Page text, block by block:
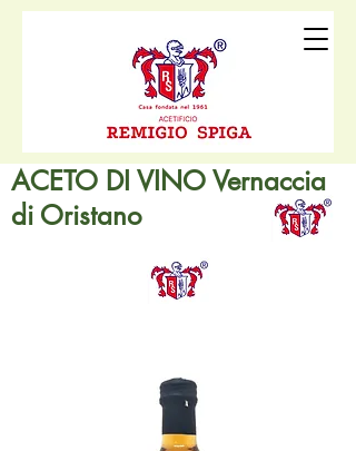
ACETO DI VINO Vernaccia
di Oristano